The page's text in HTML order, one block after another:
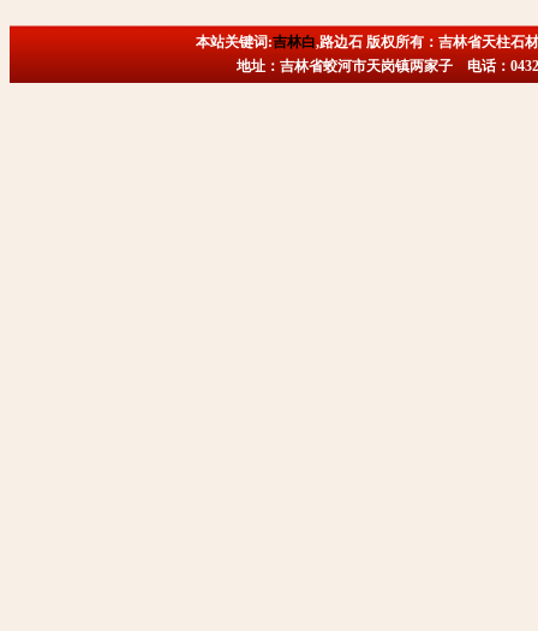
本站关键词:吉林白,路边石 版权所有：吉林省天柱石
地址：吉林省蛟河市天岗镇两家子 电话：